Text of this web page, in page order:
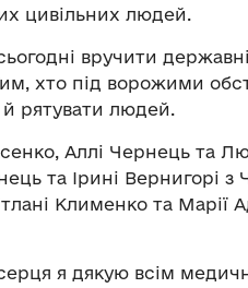
цивільних людей.
вручити
хто під ворожими
рятувати людей.
Аллі Чернець та
та Ірині Вернигорі з
Клименко та
серця я дякую всім